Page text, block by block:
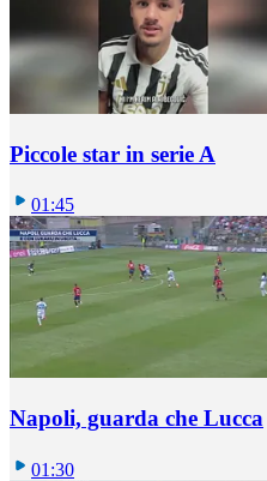
Piccole star in serie A
01:45
Napoli, guarda che Lucca
01:30